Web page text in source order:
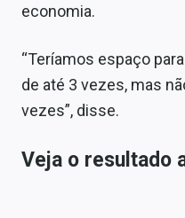
economia.
“Teríamos espaço
de até 3 vezes, mas
vezes”, disse.
Veja o resultado